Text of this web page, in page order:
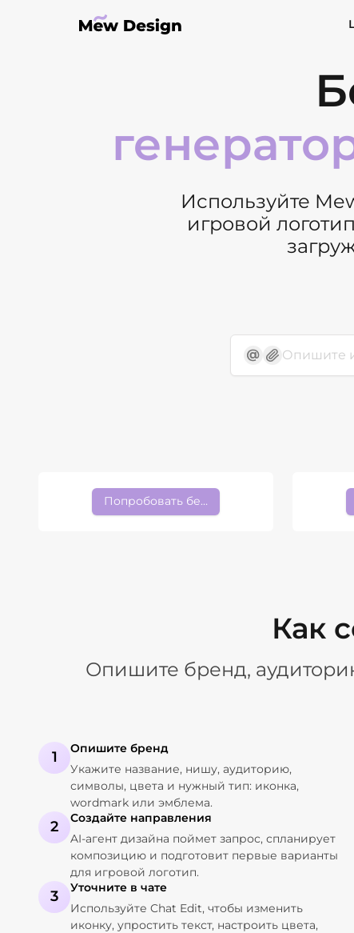
Используйте
игровой
Попробовать бесплатно
Как
Опишите бренд,
1
Опишите бренд
Укажите название, нишу, аудиторию,
символы, цвета и нужный тип: иконка,
wordmark или эмблема.
2
Создайте направления
AI-агент дизайна поймет запрос, спланирует
композицию и подготовит первые варианты
для игровой логотип.
3
Уточните в чате
Используйте Chat Edit, чтобы изменить
иконку, упростить текст, настроить цвета,